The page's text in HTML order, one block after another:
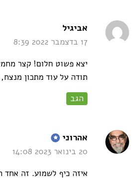
אביגיל
17 בדצמבר 2022 8:39
יצא פשוט חלום! קצר
תודה על עוד מתכון מנצח,
הגב
אהרוני says:
20 בינואר 2023 14:08
איזה כיף לשמוע. זה אחד